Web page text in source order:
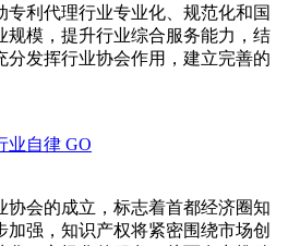
专利代理行业专业化、规范化和国
规模，提升行业综合服务能力，结
分发挥行业协会作用，建立完善的
业自律 GO
协会的成立，标志着首都经济圈知
加强，知识产权将紧密围绕市场创